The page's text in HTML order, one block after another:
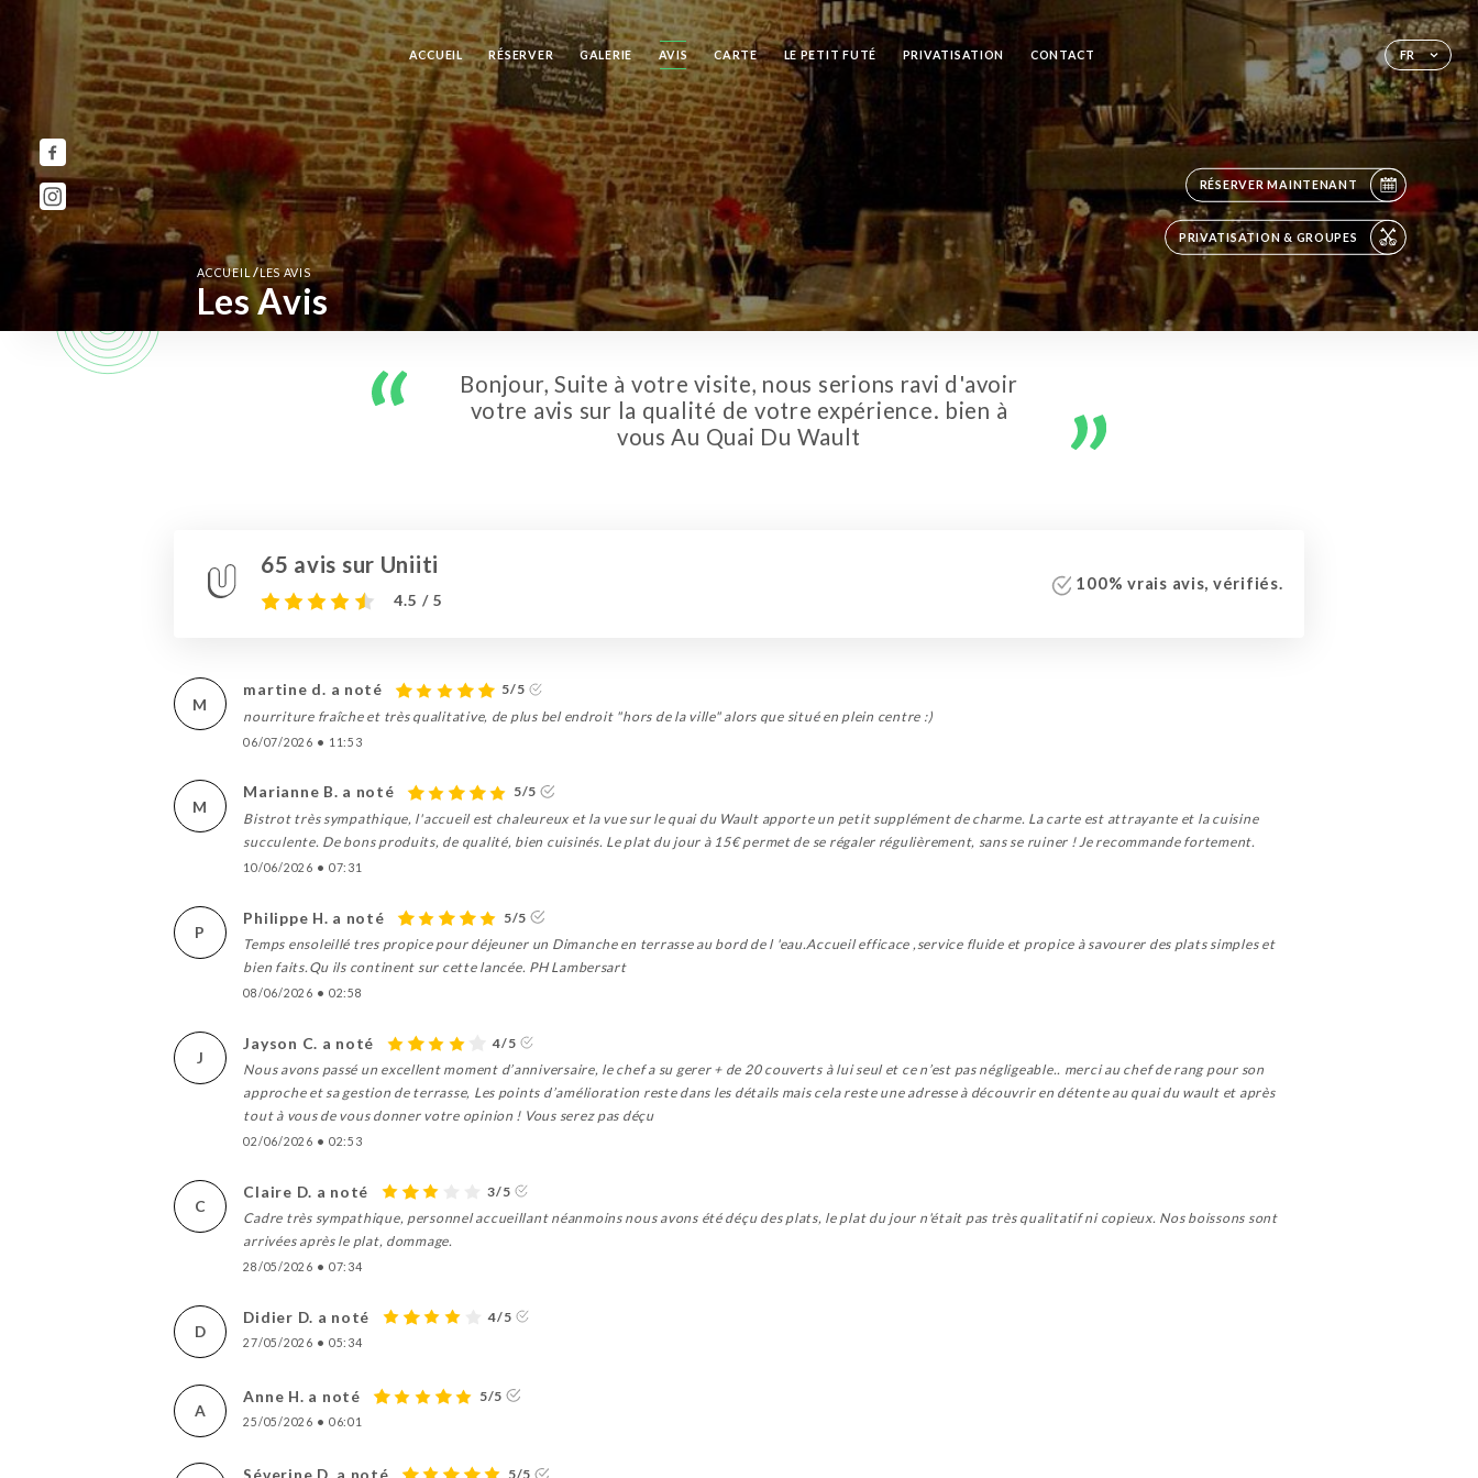
FR
ACCUEIL RÉSERVER GALERIE AVIS CARTE LE PETIT FUTÉ PRIVATISATION CONTACT
RÉSERVER MAINTENANT
PRIVATISATION & GROUPES
ACCUEIL/LES AVIS
Les Avis
Bonjour, Suite à votre visite, nous serions ravi d'avoir
votre avis sur la qualité de votre expérience. bien à
vous Au Quai Du Wault
65 avis sur Uniiti
4.5 / 5
100% vrais avis, vérifiés.
M
martine d. a noté
5/5
nourriture fraîche et très qualitative, de plus bel endroit "hors de la ville" alors que situé en plein centre :)
06/07/2026 • 11:53
M
Marianne B. a noté
5/5
Bistrot très sympathique, l'accueil est chaleureux et la vue sur le quai du Wault apporte un petit supplément de charme. La carte est attrayante et la cuisine
succulente. De bons produits, de qualité, bien cuisinés. Le plat du jour à 15€ permet de se régaler régulièrement, sans se ruiner ! Je recommande fortement.
10/06/2026 • 07:31
P
Philippe H. a noté
5/5
Temps ensoleillé tres propice pour déjeuner un Dimanche en terrasse au bord de l 'eau.Accueil efficace ,service fluide et propice à savourer des plats simples et
bien faits.Qu ils continent sur cette lancée. PH Lambersart
08/06/2026 • 02:58
J
Jayson C. a noté
4/5
Nous avons passé un excellent moment d’anniversaire, le chef a su gerer + de 20 couverts à lui seul et ce n’est pas négligeable.. merci au chef de rang pour son
approche et sa gestion de terrasse, Les points d’amélioration reste dans les détails mais cela reste une adresse à découvrir en détente au quai du wault et après
tout à vous de vous donner votre opinion ! Vous serez pas déçu
02/06/2026 • 02:53
C
Claire D. a noté
3/5
Cadre très sympathique, personnel accueillant néanmoins nous avons été déçu des plats, le plat du jour n'était pas très qualitatif ni copieux. Nos boissons sont
arrivées après le plat, dommage.
28/05/2026 • 07:34
D
Didier D. a noté 4/5
27/05/2026 • 05:34
A
Anne H. a noté 5/5
25/05/2026 • 06:01
5/5